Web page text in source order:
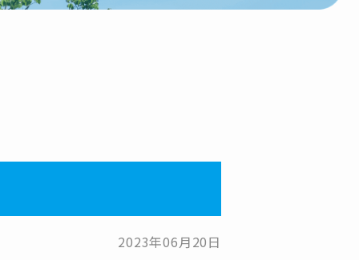
2023年06月20日